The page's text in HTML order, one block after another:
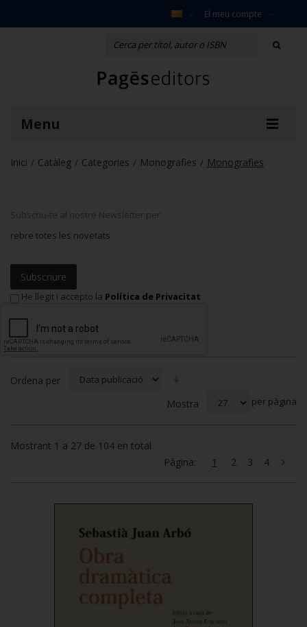
El meu compte
Menu
Inici / Catàleg / Categories / Monografies / Monografies
Subscriu-te al nostre Newsletter per
rebre totes les novetats
Subscriure
He llegit i accepto la Política de Privacitat
Ordena per
Mostra
per pàgina
Mostrant 1 a 27 de 104 en total
Pàgina:
1 2 3 4